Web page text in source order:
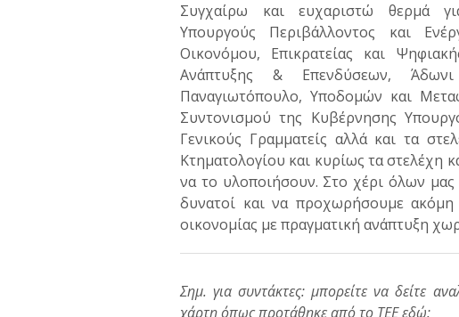
Συγχαίρω και ευχαριστώ θερμά
Υπουργούς Περιβάλλοντος και
Οικονόμου, Επικρατείας και
Ανάπτυξης & Επενδύσεων,
Παναγιωτόπουλο, Υποδομών και
Συντονισμού της Κυβέρνησης
Γενικούς Γραμματείς αλλά και τα
Κτηματολογίου και κυρίως τα στελέχη
να το υλοποιήσουν. Στο χέρι όλων
δυνατοί και να προχωρήσουμε ακόμη
οικονομίας με πραγματική ανάπτυξη
Σημ. για συντάκτες: μπορείτε να δείτε
χάρτη όπως προτάθηκε από το ΤΕΕ εδώ: